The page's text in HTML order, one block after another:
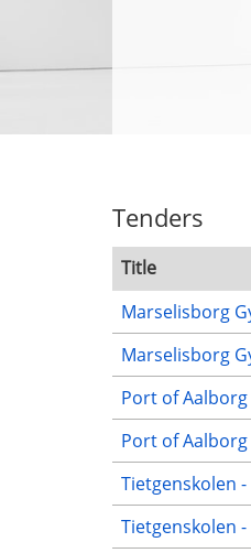
Tenders
Title
Marselisborg
Marselisborg
Port of
Port of
Tietgenskolen
Tietgenskolen